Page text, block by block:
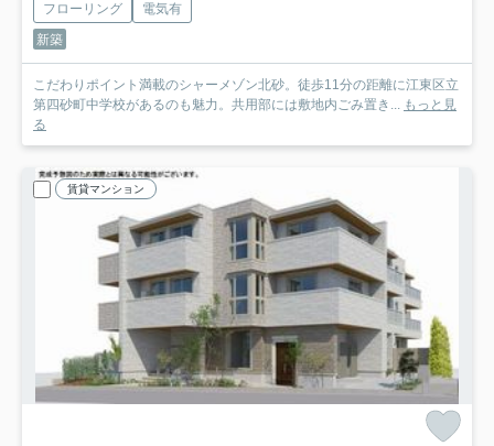
フローリング
電気有
新築
こだわりポイント満載のシャーメゾン北砂。徒歩11分の距離に江東区立
第四砂町中学校があるのも魅力。共用部には敷地内ごみ置き... もっと見
る
賃貸マンション